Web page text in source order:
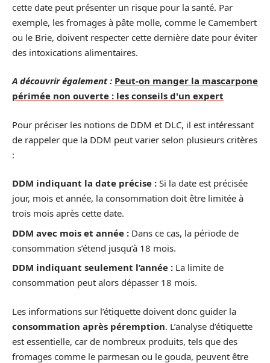
cette date peut présenter un risque pour la santé. Par
exemple, les fromages à pâte molle, comme le Camembert
ou le Brie, doivent respecter cette dernière date pour éviter
des intoxications alimentaires.
A découvrir également : Peut-on manger la mascarpone
périmée non ouverte : les conseils d'un expert
Pour préciser les notions de DDM et DLC, il est intéressant
de rappeler que la DDM peut varier selon plusieurs critères
:
DDM indiquant la date précise : Si la date est précisée
jour, mois et année, la consommation doit être limitée à
trois mois après cette date.
DDM avec mois et année : Dans ce cas, la période de
consommation s’étend jusqu’à 18 mois.
DDM indiquant seulement l’année : La limite de
consommation peut alors dépasser 18 mois.
Les informations sur l’étiquette doivent donc guider la
consommation après péremption. L’analyse d’étiquette
est essentielle, car de nombreux produits, tels que des
fromages comme le parmesan ou le gouda, peuvent être